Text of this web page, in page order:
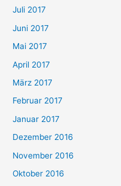
Juli 2017
Juni 2017
Mai 2017
April 2017
März 2017
Februar 2017
Januar 2017
Dezember 2016
November 2016
Oktober 2016